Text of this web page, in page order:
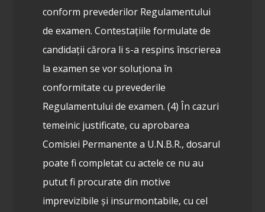
conform prevederilor Regulamentului
de examen. Contestațiile formulate de
candidații cărora li s-a respins înscrierea
la examen se vor soluționa în
conformitate cu prevederile
Regulamentului de examen. (4) În cazuri
temeinic justificate, cu aprobarea
Comisiei Permanente a U.N.B.R., dosarul
poate fi completat cu actele ce nu au
putut fi procurate din motive
imprevizibile și insurmontabile, cu cel